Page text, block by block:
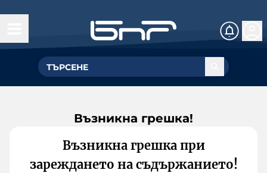
Възникна грешка!
Възникна грешка при
зареждането на съдържанието!